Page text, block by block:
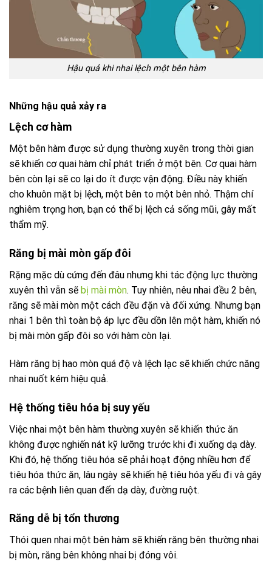
Hậu quả khi nhai lệch một bên hàm
Những hậu quả xảy ra
Lệch cơ hàm
Một bên hàm được sử dụng thường xuyên trong thời gian
sẽ khiến cơ quai hàm chỉ phát triển ở một bên. Cơ quai hàm
bên còn lại sẽ co lại do ít được vận động. Điều này khiến
cho khuôn mặt bị lệch, một bên to một bên nhỏ. Thậm chí
nghiêm trọng hơn, bạn có thể bị lệch cả sống mũi, gây mất
thẩm mỹ.
Răng bị mài mòn gấp đôi
Rặng mặc dù cứng đến đâu nhưng khi tác động lực thường
xuyên thì vẫn sẽ bị mài mòn. Tuy nhiên, nêu nhai đều 2 bên,
răng sẽ mài mòn một cách đều đặn và đối xứng. Nhưng bạn
nhai 1 bên thì toàn bộ áp lực đều dồn lên một hàm, khiến nó
bị mài mòn gấp đôi so với hàm còn lại.
Hàm răng bị hao mòn quá độ và lệch lạc sẽ khiến chức năng
nhai nuốt kém hiệu quả.
Hệ thống tiêu hóa bị suy yếu
Việc nhai một bên hàm thường xuyên sẽ khiến thức ăn
không được nghiến nát kỹ lưỡng trước khi đi xuống dạ dày.
Khi đó, hệ thống tiêu hóa sẽ phải hoạt động nhiều hơn để
tiêu hóa thức ăn, lâu ngày sẽ khiến hệ tiêu hóa yếu đi và gây
ra các bệnh liên quan đến dạ dày, đường ruột.
Răng dễ bị tổn thương
Thói quen nhai một bên hàm sẽ khiến răng bên thường nhai
bị mòn, răng bên không nhai bị đóng vôi.